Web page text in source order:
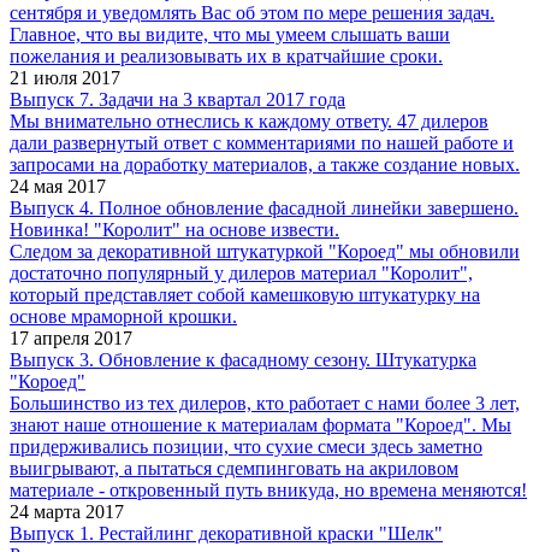
сентября и уведомлять Вас об этом по мере решения задач.
Главное, что вы видите, что мы умеем слышать ваши
пожелания и реализовывать их в кратчайшие сроки.
21 июля 2017
Выпуск 7. Задачи на 3 квартал 2017 года
Мы внимательно отнеслись к каждому ответу. 47 дилеров
дали развернутый ответ с комментариями по нашей работе и
запросами на доработку материалов, а также создание новых.
24 мая 2017
Выпуск 4. Полное обновление фасадной линейки завершено.
Новинка! "Королит" на основе извести.
Следом за декоративной штукатуркой "Короед" мы обновили
достаточно популярный у дилеров материал "Королит",
который представляет собой камешковую штукатурку на
основе мраморной крошки.
17 апреля 2017
Выпуск 3. Обновление к фасадному сезону. Штукатурка
"Короед"
Большинство из тех дилеров, кто работает с нами более 3 лет,
знают наше отношение к материалам формата "Короед". Мы
придерживались позиции, что сухие смеси здесь заметно
выигрывают, а пытаться сдемпинговать на акриловом
материале - откровенный путь вникуда, но времена меняются!
24 марта 2017
Выпуск 1. Рестайлинг декоративной краски "Шелк"